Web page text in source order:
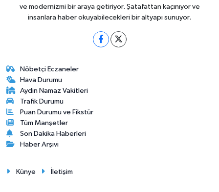
ve modernizmi bir araya getiriyor. Şatafattan kaçınıyor ve
insanlara haber okuyabilecekleri bir altyapı sunuyor.
Nöbetçi Eczaneler
Hava Durumu
Aydin Namaz Vakitleri
Trafik Durumu
Puan Durumu ve Fikstür
Tüm Manşetler
Son Dakika Haberleri
Haber Arşivi
Künye İletişim